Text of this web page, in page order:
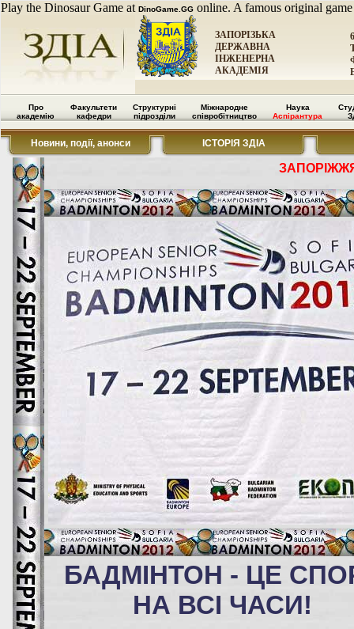
Play the Dinosaur Game at DinoGame.GG online. A famous original
ЗАПОРІЗЬКА
ДЕРЖАВНА
ІНЖЕНЕРНА
АКАДЕМІЯ
Про
академію
Факультети
кафедри
Структурні
підрозділи
Міжнародне
співробітництво
Наука
Аспірантура
Новини, події, анонси ІСТОРІЯ ЗДІА
БАДМІНТОН - ЦЕ
НА ВСІ ЧАСИ!